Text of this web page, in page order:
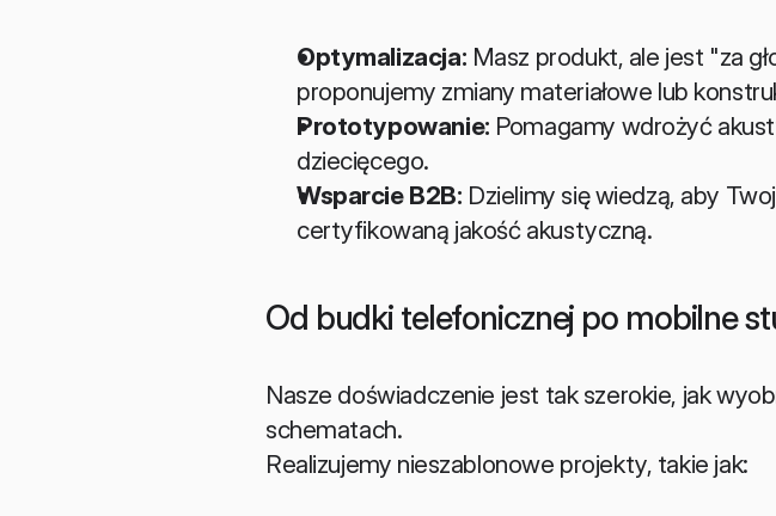
Optymalizacja: Masz produkt, ale jest "za
proponujemy zmiany materiałowe lub
Prototypowanie: Pomagamy wdrożyć
dziecięcego.
Wsparcie B2B: Dzielimy się wiedzą, aby
certyfikowaną jakość akustyczną.
Od budki telefonicznej po mobilne
Nasze doświadczenie jest tak szerokie, jak
schematach.
Realizujemy nieszablonowe projekty, takie jak: